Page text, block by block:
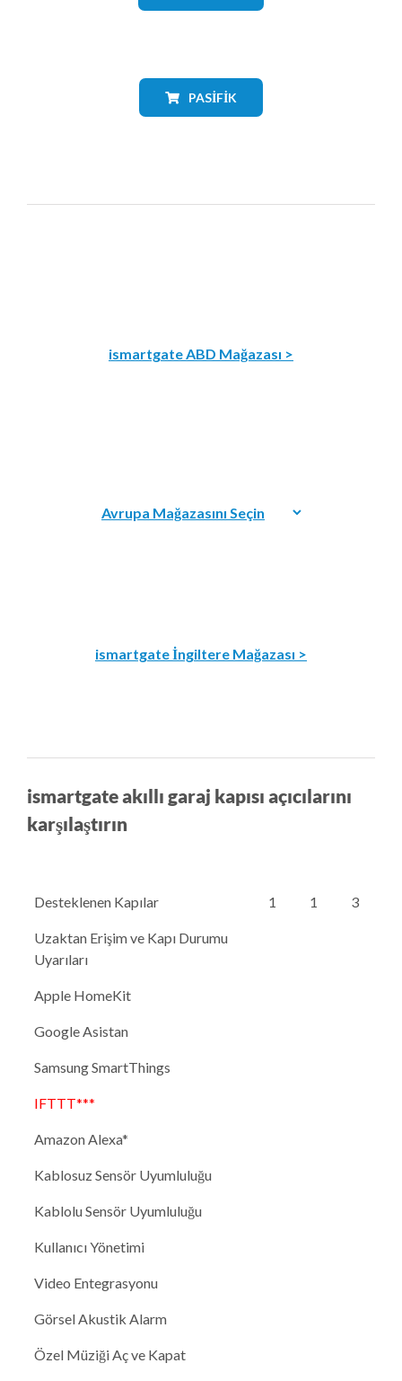
PASIFIK
ismartgate ABD Mağazası >
ismartgate İngiltere Mağazası >
ismartgate akıllı garaj kapısı açıcılarını
karşılaştırın
Desteklenen Kapılar 1 1 3
Uzaktan Erişim ve Kapı Durumu
Uyarıları
Apple HomeKit
Google Asistan
Samsung SmartThings
IFTTT***
Amazon Alexa*
Kablosuz Sensör Uyumluluğu
Kablolu Sensör Uyumluluğu
Kullanıcı Yönetimi
Video Entegrasyonu
Görsel Akustik Alarm
Özel Müziği Aç ve Kapat